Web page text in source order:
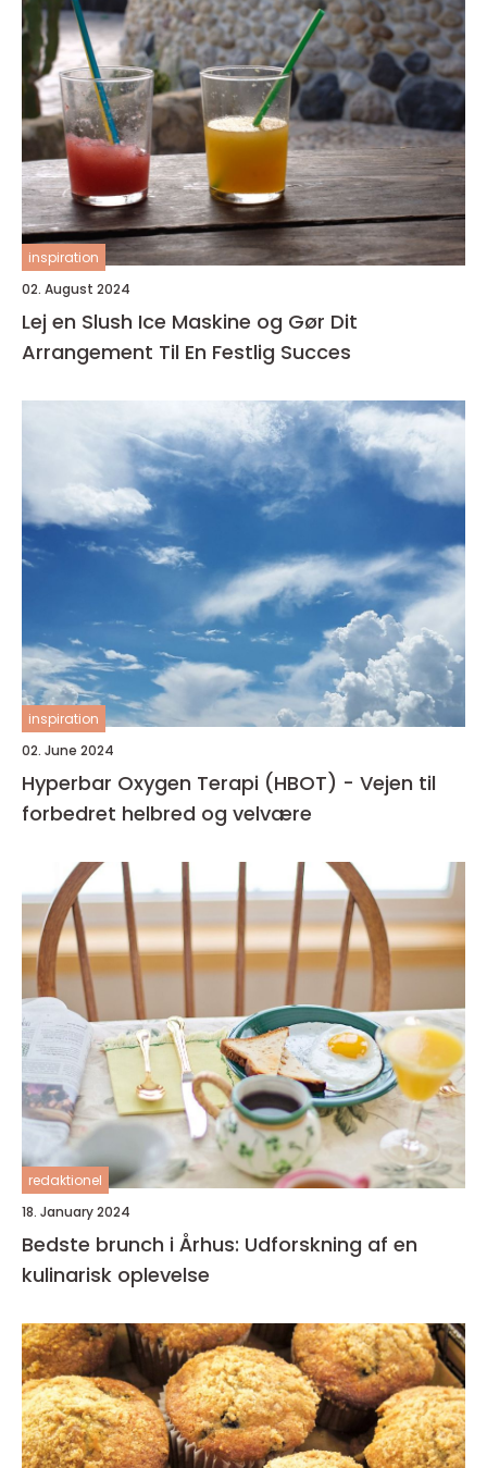
inspiration
02. August 2024
Lej en Slush Ice Maskine og Gør Dit
Arrangement Til En Festlig Succes
inspiration
02. June 2024
Hyperbar Oxygen Terapi (HBOT) - Vejen til
forbedret helbred og velvære
redaktionel
18. January 2024
Bedste brunch i Århus: Udforskning af en
kulinarisk oplevelse